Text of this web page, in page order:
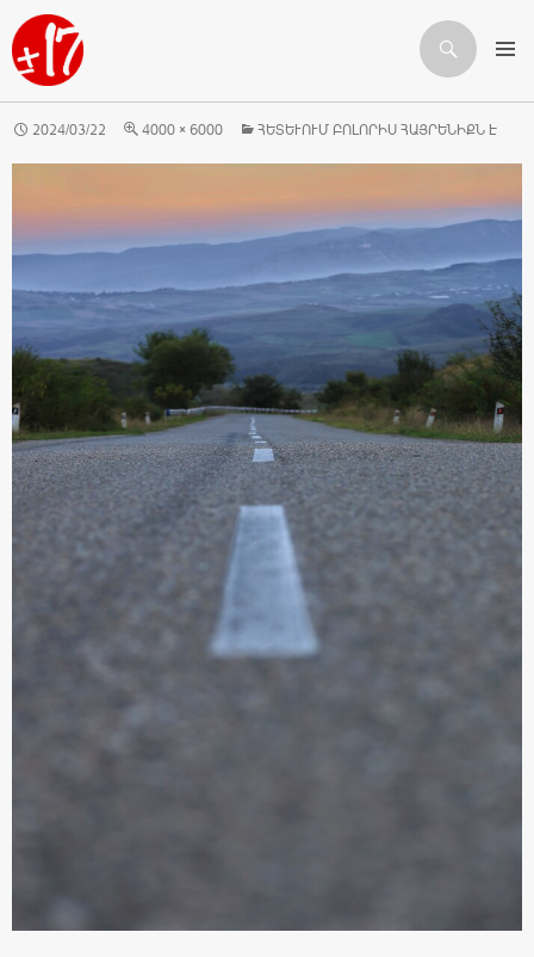
Որոնում
ԱՆՑՆԵԼ ԲՈՎԱՆԴԱԿՈՒԹՅԱՆԸ
2024/03/22 4000 × 6000 ՀԵՏԵՒՈՒՄ ԲՈԼՈՐԻՍ ՀԱՅՐԵՆԻՔՆ Է